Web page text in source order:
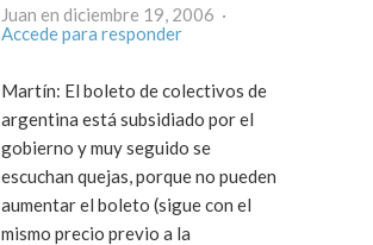
Juan en diciembre 19, 2006 ·
Accede para responder
Martín: El boleto de colectivos de
argentina está subsidiado por el
gobierno y muy seguido se
escuchan quejas, porque no pueden
aumentar el boleto (sigue con el
mismo precio previo a la